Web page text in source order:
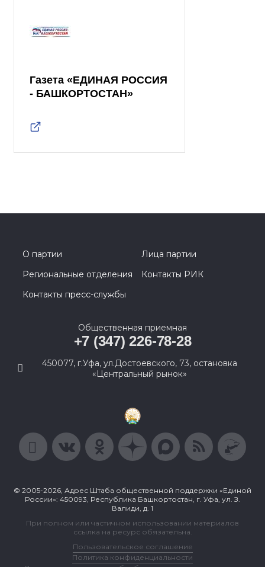
Газета «ЕДИНАЯ РОССИЯ
- БАШКОРТОСТАН»
О партии
Лица партии
Региональные отделения
Контакты РИК
Контакты пресс-службы
Общественная приемная
+7 (347) 226-78-28
450077, г.Уфа, ул.Достоевского, 73, остановка
«Центральный рынок»
© 2005-2026, Адрес Штаба общественной поддержки «Единой
России»: 450093, Республика Башкортостан, г. Уфа, ул. З.
Валиди, д. 1
При полном или частичном использовании материалов
ссылка на ресурс обязательна.
Пользовательское соглашение
Политика конфиденциальности